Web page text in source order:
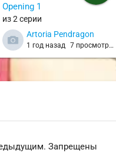
Opening 1
из 2 серии
Artoria Pendragon
1 год назад 7 просмотров
Запрещены